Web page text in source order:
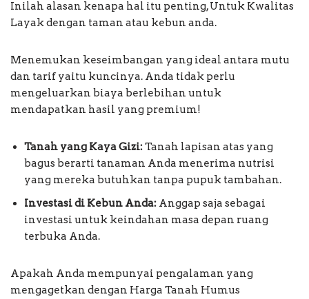
Inilah alasan kenapa hal itu penting, Untuk Kwalitas
Layak dengan taman atau kebun anda.
Menemukan keseimbangan yang ideal antara mutu
dan tarif yaitu kuncinya. Anda tidak perlu
mengeluarkan biaya berlebihan untuk
mendapatkan hasil yang premium!
Tanah yang Kaya Gizi:Tanah lapisan atas yang
bagus berarti tanaman Anda menerima nutrisi
yang mereka butuhkan tanpa pupuk tambahan.
Investasi di Kebun Anda: Anggap saja sebagai
investasi untuk keindahan masa depan ruang
terbuka Anda.
Apakah Anda mempunyai pengalaman yang
mengagetkan dengan Harga Tanah Humus